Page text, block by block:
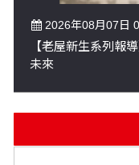
2026年08月07日
【老屋新生系列報
未來